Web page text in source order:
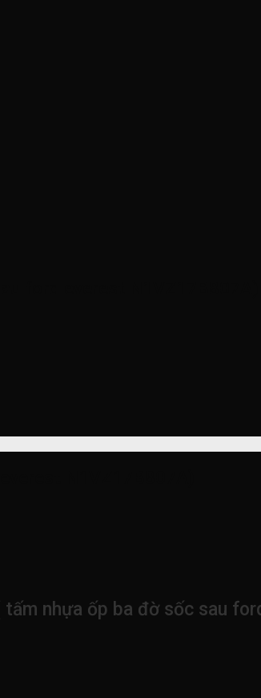
nhựa ốp ba đờ sốc sau